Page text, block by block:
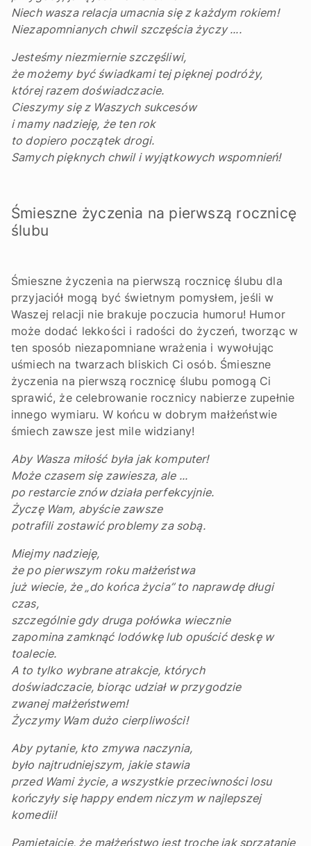
Niech wasza relacja umacnia się z każdym rokiem!
Niezapomnianych chwil szczęścia życzy ....
Jesteśmy niezmiernie szczęśliwi,
że możemy być świadkami tej pięknej podróży,
której razem doświadczacie.
Cieszymy się z Waszych sukcesów
i mamy nadzieję, że ten rok
to dopiero początek drogi.
Samych pięknych chwil i wyjątkowych wspomnień!
Śmieszne życzenia na pierwszą rocznicę
ślubu
Śmieszne życzenia na pierwszą rocznicę ślubu dla
przyjaciół mogą być świetnym pomysłem, jeśli w
Waszej relacji nie brakuje poczucia humoru! Humor
może dodać lekkości i radości do życzeń, tworząc w
ten sposób niezapomniane wrażenia i wywołując
uśmiech na twarzach bliskich Ci osób. Śmieszne
życzenia na pierwszą rocznicę ślubu pomogą Ci
sprawić, że celebrowanie rocznicy nabierze zupełnie
innego wymiaru. W końcu w dobrym małżeństwie
śmiech zawsze jest mile widziany!
Aby Wasza miłość była jak komputer!
Może czasem się zawiesza, ale ...
po restarcie znów działa perfekcyjnie.
Życzę Wam, abyście zawsze
potrafili zostawić problemy za sobą.
Miejmy nadzieję,
że po pierwszym roku małżeństwa
już wiecie, że „do końca życia” to naprawdę długi
czas,
szczególnie gdy druga połówka wiecznie
zapomina zamknąć lodówkę lub opuścić deskę w
toalecie.
A to tylko wybrane atrakcje, których
doświadczacie, biorąc udział w przygodzie
zwanej małżeństwem!
Życzymy Wam dużo cierpliwości!
Aby pytanie, kto zmywa naczynia,
było najtrudniejszym, jakie stawia
przed Wami życie, a wszystkie przeciwności losu
kończyły się happy endem niczym w najlepszej
komedii!
Pamiętajcie, że małżeństwo jest trochę jak sprzątanie